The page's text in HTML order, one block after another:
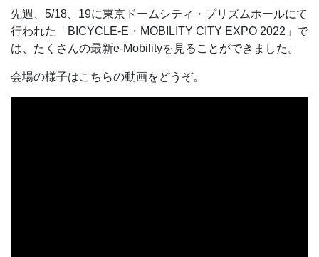
先週、5/18、19に東京ドームシティ・プリズムホールにて
行われた「BICYCLE-E・MOBILITY CITY EXPO 2022」で
は、たくさんの最新e-Mobilityを見ることができました。
会場の様子はこちらの動画をどうぞ。